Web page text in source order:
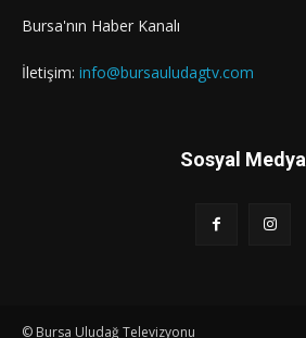
Bursa'nın Haber Kanalı
İletişim: info@bursauludagtv.com
Sosyal Medya
© Bursa Uludağ Televizyonu